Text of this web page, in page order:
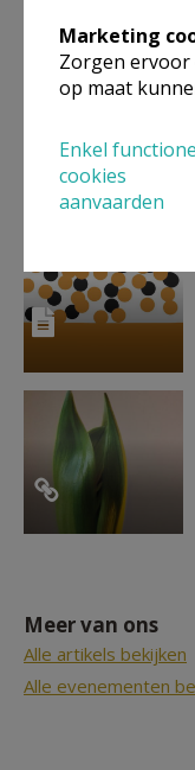
Meer van ons
Alle artikels bekijken
Alle evenementen
Marketing
Zorgen ervoor
op maat
Enkel
cookies
aanvaarden